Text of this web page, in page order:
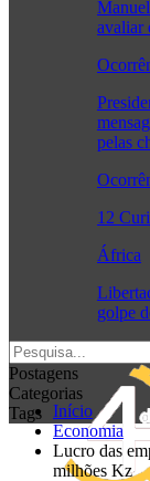
avaliar
pelas
12
África
golpe
Postagens
Categorias
Tags Início
Economia
Lucro das
milhões Kz